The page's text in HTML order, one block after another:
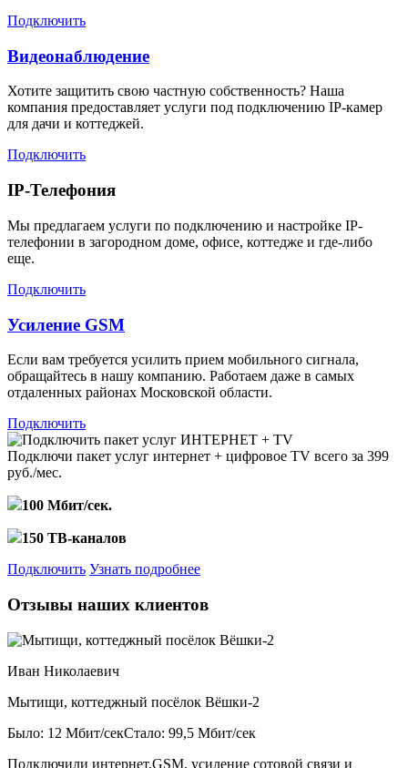
Подключить
Видеонаблюдение
Хотите защитить свою частную собственность? Наша
компания предоставляет услуги под подключению IP-камер
для дачи и коттеджей.
Подключить
IP-Телефония
Мы предлагаем услуги по подключению и настройке IP-
телефонии в загородном доме, офисе, коттедже и где-либо
еще.
Подключить
Усиление GSM
Если вам требуется усилить прием мобильного сигнала,
обращайтесь в нашу компанию. Работаем даже в самых
отдаленных районах Московской области.
Подключить
Подключи пакет услуг интернет + цифровое TV всего за 399
руб./мес.
100 Мбит/сек.
150 ТВ-каналов
Подключить Узнать подробнее
Отзывы наших клиентов
Иван Николаевич
Мытищи, коттеджный посёлок Вёшки-2
Было: 12 Мбит/секСтало: 99,5 Мбит/сек
Подключили интернет,GSM, усиление сотовой связи и